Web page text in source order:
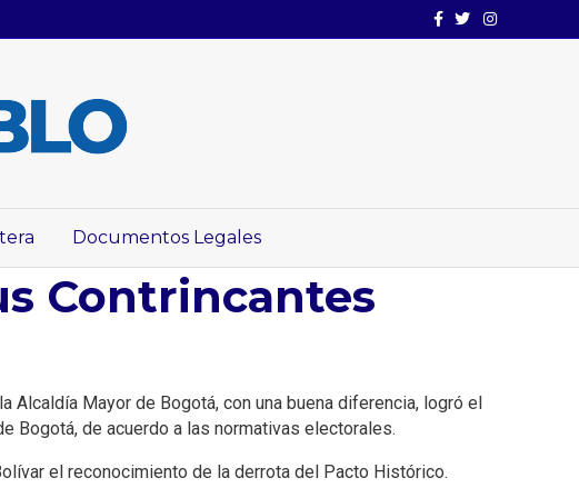
Facebook
TwitterInstagram
Documentos Legales
Contrincantes
Alcaldía Mayor de Bogotá, con una buena diferencia, logró el
Bogotá, de acuerdo a las normativas electorales.
el reconocimiento de la derrota del Pacto Histórico.